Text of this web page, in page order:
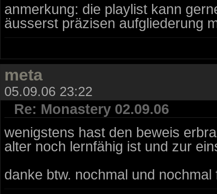
anmerkung: die playlist kann
äusserst präzisen aufgliederung
meta
05.09.06 23:22
Re: Monastery 02.09.06
wenigstens hast den beweis
alter noch lernfähig ist und zur
danke btw. nochmal und nochmal